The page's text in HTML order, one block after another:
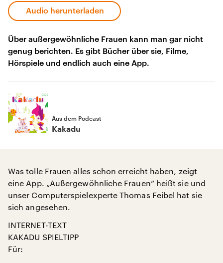
Audio herunterladen
Über außergewöhnliche Frauen kann man gar nicht
genug berichten. Es gibt Bücher über sie, Filme,
Hörspiele und endlich auch eine App.
Aus dem Podcast
Kakadu
Was tolle Frauen alles schon erreicht haben, zeigt
eine App. „Außergewöhnliche Frauen“ heißt sie und
unser Computerspielexperte Thomas Feibel hat sie
sich angesehen.
INTERNET-TEXT
KAKADU SPIELTIPP
Für: